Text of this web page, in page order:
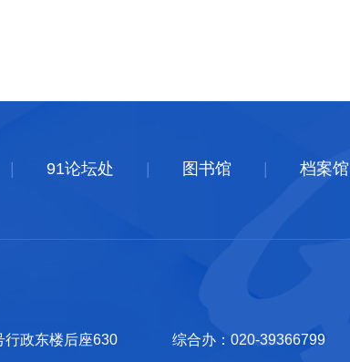
91论坛处 图书馆 档案馆
号行政东楼后座630 综合办：020-39366799